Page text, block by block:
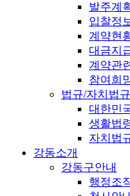
발주계
입찰정
계약현
대금지
계약관
참여희
법규/자치법규
대한민
생활법
자치법
강동소개
강동구안내
행정조